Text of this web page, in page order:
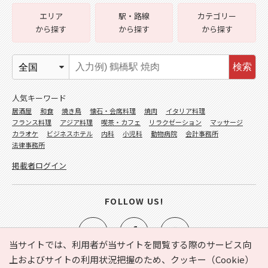
当サイトでは、利用者が当サイトを閲覧する際のサービス向
上およびサイトの利用状況把握のため、クッキー（Cookie）
エリア
から探す
駅・路線
から探す
カテゴリー
から探す
検索
人気キーワード
居酒屋 和食 焼き鳥 懐石・会席料理 焼肉
イタリア料理
フランス料理
アジア料理 喫茶・カフェ リラクゼーション
マッサージ
カラオケ
ビジネスホテル 内科 小児科 動物病院
会計事務所
法律事務所
掲載者ログイン
FOLLOW US!